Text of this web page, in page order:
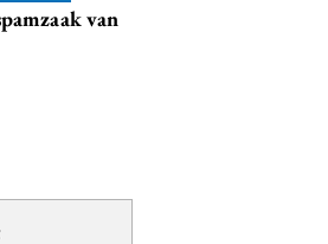
van